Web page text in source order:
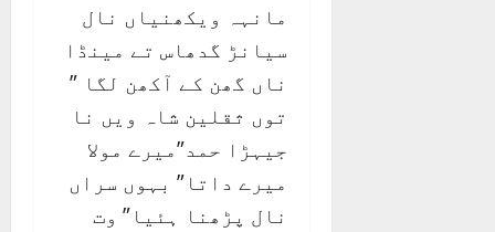
مانہہ ویکھنیاں نال
سیانڑ گدھاس تے مینڈا
ناں گھن کے آکھن لگا ”
توں ثقلین شاہ ویں نا
جیہڑا حمد”میرے مولا
میرے داتا” بہوں سراں
نال پڑھنا ہئیا” وت